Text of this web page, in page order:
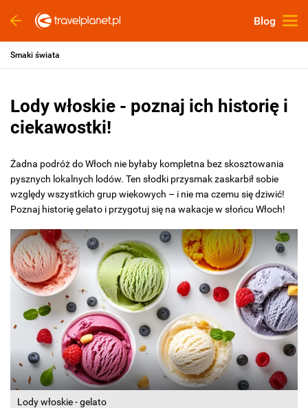
Blog
Smaki świata
Lody włoskie - poznaj ich historię i
ciekawostki!
Żadna podróż do Włoch nie byłaby kompletna bez skosztowania
pysznych lokalnych lodów. Ten słodki przysmak zaskarbił sobie
względy wszystkich grup wiekowych – i nie ma czemu się dziwić!
Poznaj historię gelato i przygotuj się na wakacje w słońcu Włoch!
Lody włoskie - gelato